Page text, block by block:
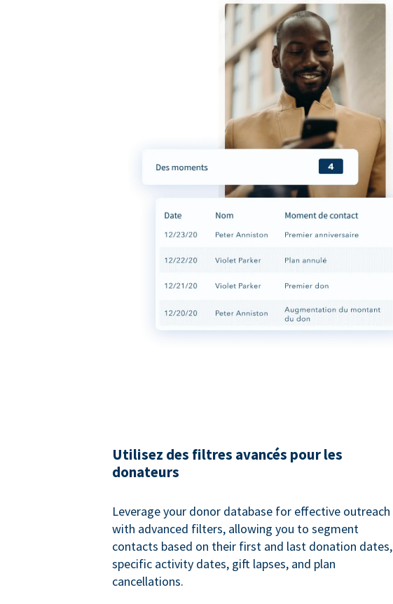
Utilisez des filtres avancés pour les
donateurs
Leverage your donor database for effective outreach
with advanced filters, allowing you to segment
contacts based on their first and last donation dates,
specific activity dates, gift lapses, and plan
cancellations.